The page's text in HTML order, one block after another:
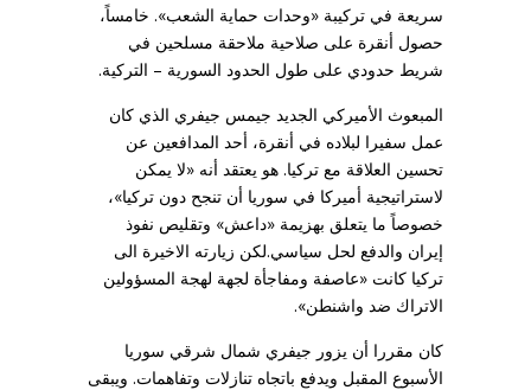
سريعة في تركيبة «وحدات حماية الشعب». خامساً،
حصول أنقرة على صلاحية ملاحقة مسلحين في
شريط حدودي على طول الحدود السورية – التركية.
المبعوث الأميركي الجديد جيمس جيفري الذي كان
عمل سفيرا لبلاده في أنقرة، أحد المدافعين عن
تحسين العلاقة مع تركيا. هو يعتقد أنه «لا يمكن
لاستراتيجية أميركا في سوريا أن تنجح دون تركيا»،
خصوصاً ما يتعلق بهزيمة «داعش» وتقليص نفوذ
إيران والدفع لحل سياسي.لكن زيارته الاخيرة الى
تركيا كانت «عاصفة ومفاجأة لجهة لهجة المسؤولين
الاتراك ضد واشنطن».
كان مقررا أن يزور جيفري شمال شرقي سوريا
الأسبوع المقبل ويدفع باتجاه تنازلات وتفاهمات. ويبقى